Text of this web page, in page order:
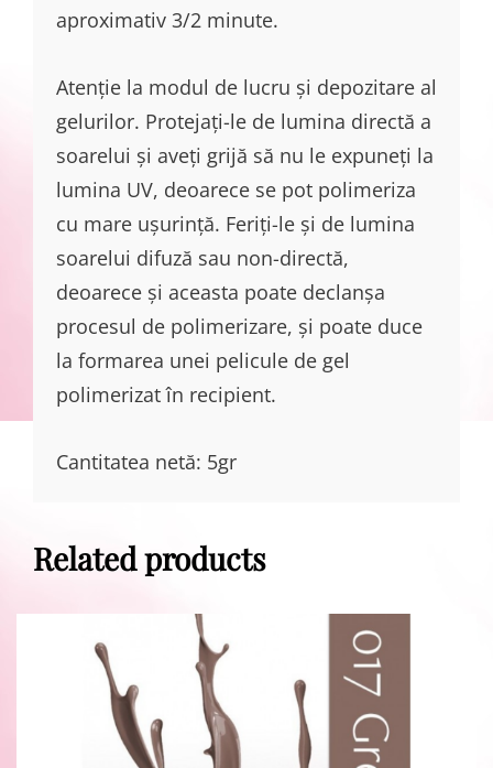
aproximativ 3/2 minute.
Atenție la modul de lucru și depozitare al
gelurilor. Protejați-le de lumina directă a
soarelui și aveți grijă să nu le expuneți la
lumina UV, deoarece se pot polimeriza
cu mare ușurință. Feriți-le și de lumina
soarelui difuză sau non-directă,
deoarece și aceasta poate declanșa
procesul de polimerizare, și poate duce
la formarea unei pelicule de gel
polimerizat în recipient.
Cantitatea netă: 5gr
Related products